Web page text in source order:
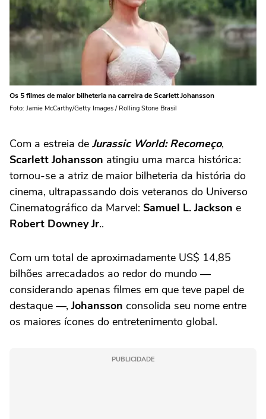
Os 5 filmes de maior bilheteria na carreira de Scarlett Johansson
Foto: Jamie McCarthy/Getty Images / Rolling Stone Brasil
Com a estreia de Jurassic World: Recomeço,
Scarlett Johansson atingiu uma marca histórica:
tornou-se a atriz de maior bilheteria da história do
cinema, ultrapassando dois veteranos do Universo
Cinematográfico da Marvel: Samuel L. Jackson e
Robert Downey Jr..
Com um total de aproximadamente US$ 14,85
bilhões arrecadados ao redor do mundo —
considerando apenas filmes em que teve papel de
destaque —, Johansson consolida seu nome entre
os maiores ícones do entretenimento global.
PUBLICIDADE